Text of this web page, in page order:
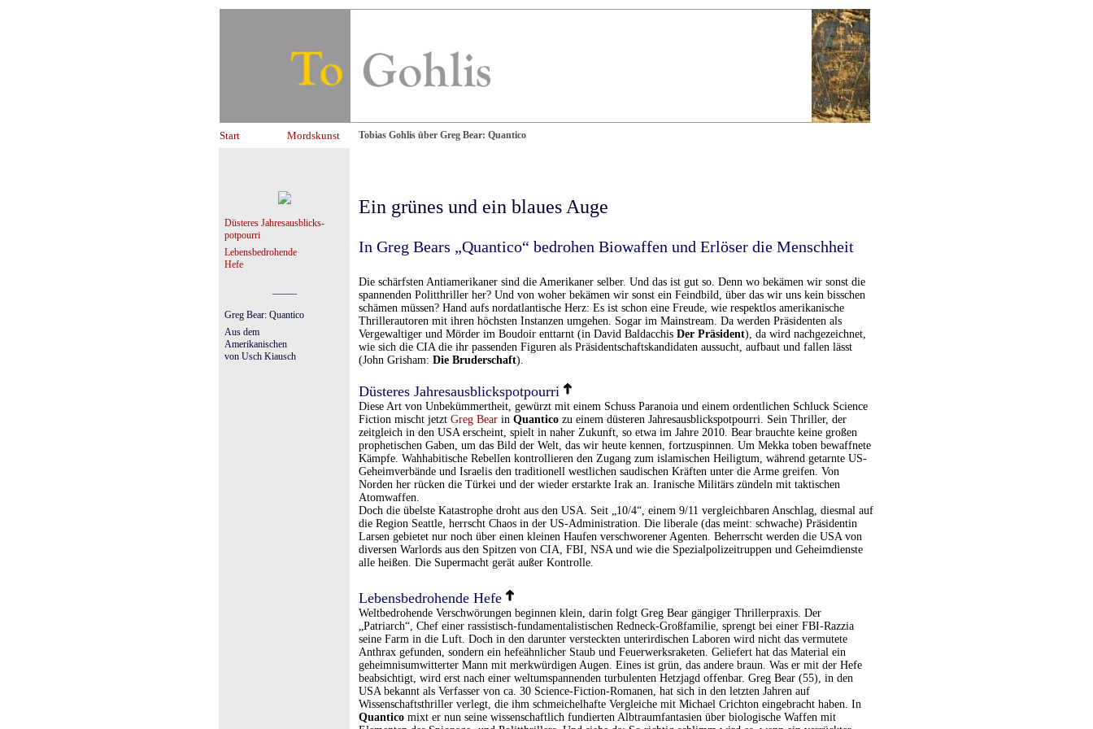
Start Mordskunst Tobias Gohlis über Greg Bear: Quantico
Düsteres Jahresausblicks-
potpourri
Lebensbedrohende
Hefe
Greg Bear: Quantico
Aus dem
Amerikanischen
von Usch Kiausch
Ein grünes und ein blaues Auge
In Greg Bears „Quantico“ bedrohen Biowaffen und Erlöser die Menschheit
Die schärfsten Antiamerikaner sind die Amerikaner selber. Und das ist gut so. Denn wo bekämen wir sonst die
spannenden Politthriller her? Und von woher bekämen wir sonst ein Feindbild, über das wir uns kein bisschen
schämen müssen? Hand aufs nordatlantische Herz: Es ist schon eine Freude, wie respektlos amerikanische
Thrillerautoren mit ihren höchsten Instanzen umgehen. Sogar im Mainstream. Da werden Präsidenten als
Vergewaltiger und Mörder im Boudoir enttarnt (in David Baldacchis Der Präsident), da wird nachgezeichnet,
wie sich die CIA die ihr passenden Figuren als Präsidentschaftskandidaten aussucht, aufbaut und fallen lässt
(John Grisham: Die Bruderschaft).
Düsteres Jahresausblickspotpourri
Diese Art von Unbekümmertheit, gewürzt mit einem Schuss Paranoia und einem ordentlichen Schluck Science
Fiction mischt jetzt Greg Bear in Quantico zu einem düsteren Jahresausblickspotpourri. Sein Thriller, der
zeitgleich in den USA erscheint, spielt in naher Zukunft, so etwa im Jahre 2010. Bear brauchte keine großen
prophetischen Gaben, um das Bild der Welt, das wir heute kennen, fortzuspinnen. Um Mekka toben bewaffnete
Kämpfe. Wahhabitische Rebellen kontrollieren den Zugang zum islamischen Heiligtum, während getarnte US-
Geheimverbände und Israelis den traditionell westlichen saudischen Kräften unter die Arme greifen. Von
Norden her rücken die Türkei und der wieder erstarkte Irak an. Iranische Militärs zündeln mit taktischen
Atomwaffen.
Doch die übelste Katastrophe droht aus den USA. Seit „10/4“, einem 9/11 vergleichbaren Anschlag, diesmal auf
die Region Seattle, herrscht Chaos in der US-Administration. Die liberale (das meint: schwache) Präsidentin
Larsen gebietet nur noch über einen kleinen Haufen verschworener Agenten. Beherrscht werden die USA von
diversen Warlords aus den Spitzen von CIA, FBI, NSA und wie die Spezialpolizeitruppen und Geheimdienste
alle heißen. Die Supermacht gerät außer Kontrolle.
Lebensbedrohende Hefe
Weltbedrohende Verschwörungen beginnen klein, darin folgt Greg Bear gängiger Thrillerpraxis. Der
„Patriarch“, Chef einer rassistisch-fundamentalistischen Redneck-Großfamilie, sprengt bei einer FBI-Razzia
seine Farm in die Luft. Doch in den darunter versteckten unterirdischen Laboren wird nicht das vermutete
Anthrax gefunden, sondern ein hefeähnlicher Staub und Feuerwerksraketen. Geliefert hat das Material ein
geheimnisumwitterter Mann mit merkwürdigen Augen. Eines ist grün, das andere braun. Was er mit der Hefe
beabsichtigt, wird erst nach einer weltumspannenden turbulenten Hetzjagd offenbar. Greg Bear (55), in den
USA bekannt als Verfasser von ca. 30 Science-Fiction-Romanen, hat sich in den letzten Jahren auf
Wissenschaftsthriller verlegt, die ihm schmeichelhafte Vergleiche mit Michael Crichton eingebracht haben. In
Quantico mixt er nun seine wissenschaftlich fundierten Albtraumfantasien über biologische Waffen mit